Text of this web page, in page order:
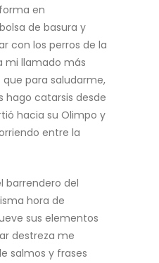
en
de basura y
con los perros de la
mi llamado más
para saludarme,
hago catarsis desde
hacia su Olimpo y
entre la
barrendero del
hora de
sus elementos
destreza me
salmos y frases